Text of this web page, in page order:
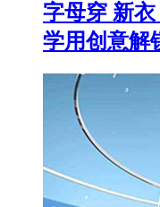
字母穿 新
学用创意解